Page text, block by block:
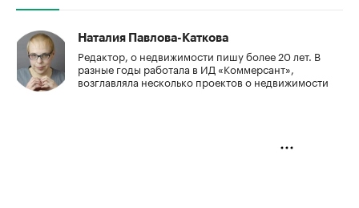
Наталия Павлова-Каткова
Редактор, о недвижимости пишу более 20 лет. В
разные годы работала в ИД «Коммерсант»,
возглавляла несколько проектов о недвижимости